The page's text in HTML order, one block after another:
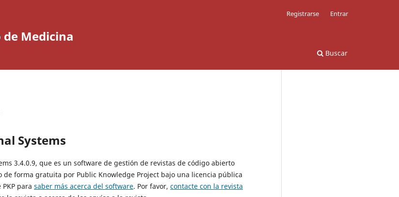
Medicina
Buscar
Registrarse Entrar
Systems
3.4.0.9, que es un software de gestión de revistas de código abierto
forma gratuita por Public Knowledge Project bajo una licencia pública
para saber más acerca del software. Por favor, contacte con la revista